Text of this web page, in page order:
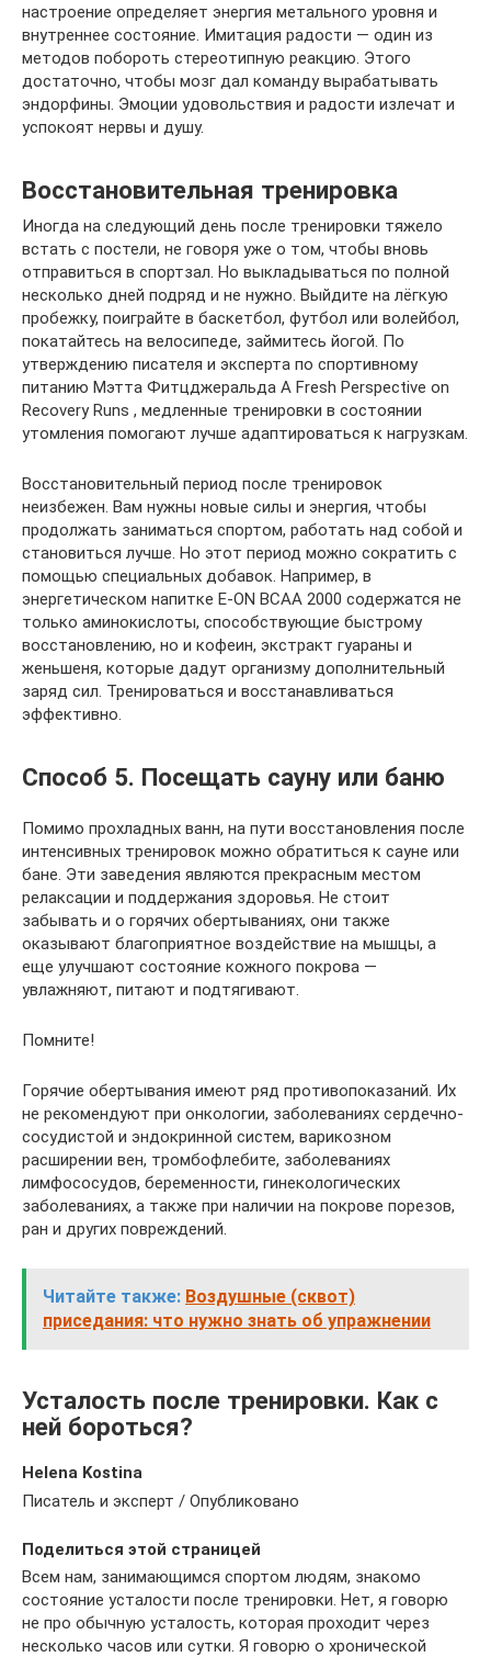
настроение определяет энергия метального уровня и
внутреннее состояние. Имитация радости — один из
методов побороть стереотипную реакцию. Этого
достаточно, чтобы мозг дал команду вырабатывать
эндорфины. Эмоции удовольствия и радости излечат и
успокоят нервы и душу.
Восстановительная тренировка
Иногда на следующий день после тренировки тяжело
встать с постели, не говоря уже о том, чтобы вновь
отправиться в спортзал. Но выкладываться по полной
несколько дней подряд и не нужно. Выйдите на лёгкую
пробежку, поиграйте в баскетбол, футбол или волейбол,
покатайтесь на велосипеде, займитесь йогой. По
утверждению писателя и эксперта по спортивному
питанию Мэтта Фитцджеральда A Fresh Perspective on
Recovery Runs , медленные тренировки в состоянии
утомления помогают лучше адаптироваться к нагрузкам.
Восстановительный период после тренировок
неизбежен. Вам нужны новые силы и энергия, чтобы
продолжать заниматься спортом, работать над собой и
становиться лучше. Но этот период можно сократить с
помощью специальных добавок. Например, в
энергетическом напитке E‑ON BCAA 2000 содержатся не
только аминокислоты, способствующие быстрому
восстановлению, но и кофеин, экстракт гуараны и
женьшеня, которые дадут организму дополнительный
заряд сил. Тренироваться и восстанавливаться
эффективно.
Способ 5. Посещать сауну или баню
Помимо прохладных ванн, на пути восстановления после
интенсивных тренировок можно обратиться к сауне или
бане. Эти заведения являются прекрасным местом
релаксации и поддержания здоровья. Не стоит
забывать и о горячих обертываниях, они также
оказывают благоприятное воздействие на мышцы, а
еще улучшают состояние кожного покрова —
увлажняют, питают и подтягивают.
Помните!
Горячие обертывания имеют ряд противопоказаний. Их
не рекомендуют при онкологии, заболеваниях сердечно-
сосудистой и эндокринной систем, варикозном
расширении вен, тромбофлебите, заболеваниях
лимфососудов, беременности, гинекологических
заболеваниях, а также при наличии на покрове порезов,
ран и других повреждений.
Читайте также: Воздушные (сквот)
приседания: что нужно знать об упражнении
Усталость после тренировки. Как с
ней бороться?
Helena Kostina
Писатель и эксперт / Опубликовано
Поделиться этой страницей
Всем нам, занимающимся спортом людям, знакомо
состояние усталости после тренировки. Нет, я говорю
не про обычную усталость, которая проходит через
несколько часов или сутки. Я говорю о хронической